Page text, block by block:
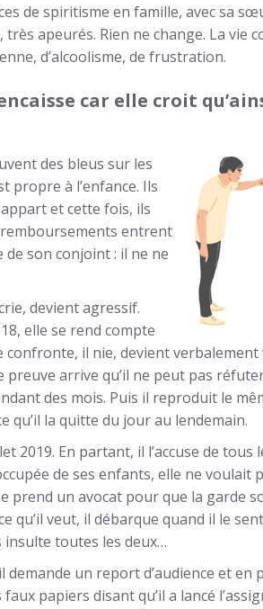
de spiritisme en famille, avec sa
apeurés. Rien ne change. La vie
d’alcoolisme, de frustration.
car elle croit
des bleus sur les
propre à l’enfance. Ils
et cette fois, ils
entrent
son conjoint : il ne ne
devient agressif.
elle se rend compte
confronte, il nie, devient
arrive qu’il ne peut pas
des mois. Puis il reproduit le
qu’il la quitte du jour au lendemain.
2019. En partant, il l’accuse de tous
de ses enfants, elle ne voulait
prend un avocat pour que la garde
qu’il veut, il débarque quand il le
insulte toutes les deux…
demande un report d’audience et
papiers disant qu’il a lancé